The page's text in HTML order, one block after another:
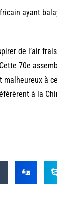
ayant
de l’air
70e
malheureux à
à la